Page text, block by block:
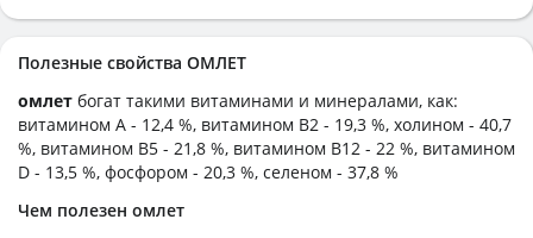
Полезные свойства ОМЛЕТ
омлет богат такими витаминами и минералами, как:
витамином А - 12,4 %, витамином B2 - 19,3 %, холином - 40,7
%, витамином B5 - 21,8 %, витамином B12 - 22 %, витамином
D - 13,5 %, фосфором - 20,3 %, селеном - 37,8 %
Чем полезен омлет